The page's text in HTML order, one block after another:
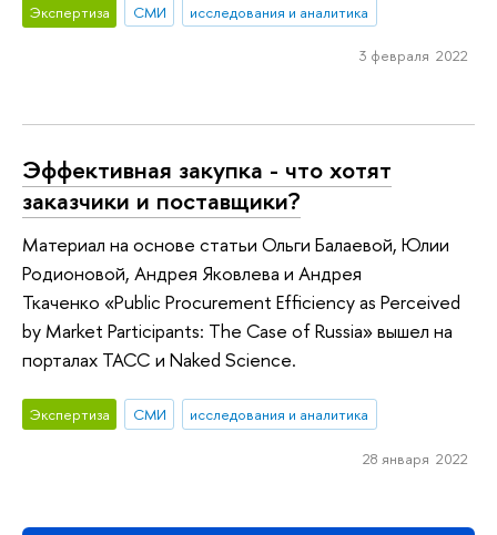
Экспертиза СМИ исследования и аналитика
3 февраля 2022
Эффективная закупка - что хотят
заказчики и поставщики?
Материал на основе статьи Ольги Балаевой, Юлии
Родионовой, Андрея Яковлева и Андрея
Ткаченко «Public Procurement Efficiency as Perceived
by Market Participants: The Case of Russia» вышел на
порталах ТАСС и Naked Science.
Экспертиза СМИ исследования и аналитика
28 января 2022